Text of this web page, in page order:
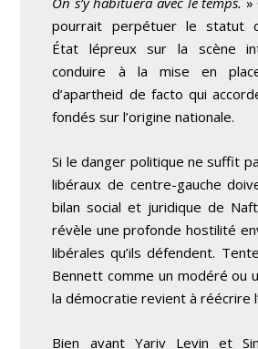
pourrait perpétuer le statut
État lépreux sur la scène
conduire à la mise en
d’apartheid de facto qui
fondés sur l’origine nationale.
Si le danger politique ne suffit
libéraux de centre-gauche
bilan social et juridique de
révèle une profonde hostilité
libérales qu’ils défendent.
Bennett comme un modéré ou
la démocratie revient à réécrire
Bien avant Yariv Levin et